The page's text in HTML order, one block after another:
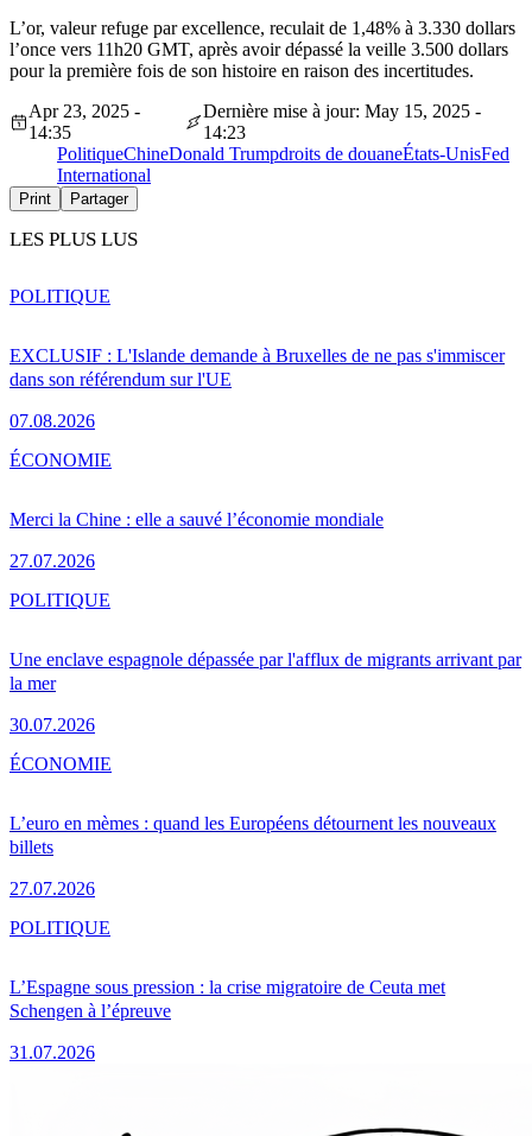
L’or, valeur refuge par excellence, reculait de 1,48% à 3.330 dollars
l’once vers 11h20 GMT, après avoir dépassé la veille 3.500 dollars
pour la première fois de son histoire en raison des incertitudes.
Apr 23, 2025 -
14:35
Dernière mise à jour: May 15, 2025 -
14:23
PolitiqueChineDonald Trumpdroits de douaneÉtats-UnisFed
International
Print Partager
LES PLUS LUS
EXCLUSIF : L'Islande demande à Bruxelles de ne pas s'immiscer
dans son référendum sur l'UE
07.08.2026
POLITIQUE
Merci la Chine : elle a sauvé l’économie mondiale
27.07.2026
ÉCONOMIE
Une enclave espagnole dépassée par l'afflux de migrants arrivant par
la mer
30.07.2026
POLITIQUE
L’euro en mèmes : quand les Européens détournent les nouveaux
billets
27.07.2026
ÉCONOMIE
L’Espagne sous pression : la crise migratoire de Ceuta met
Schengen à l’épreuve
31.07.2026
POLITIQUE